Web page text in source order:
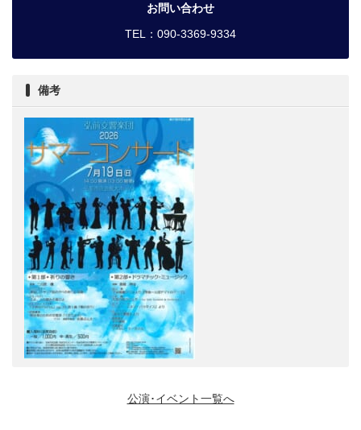
お問い合わせ
TEL：090-3369-9334
備考
公演･イベント一覧へ